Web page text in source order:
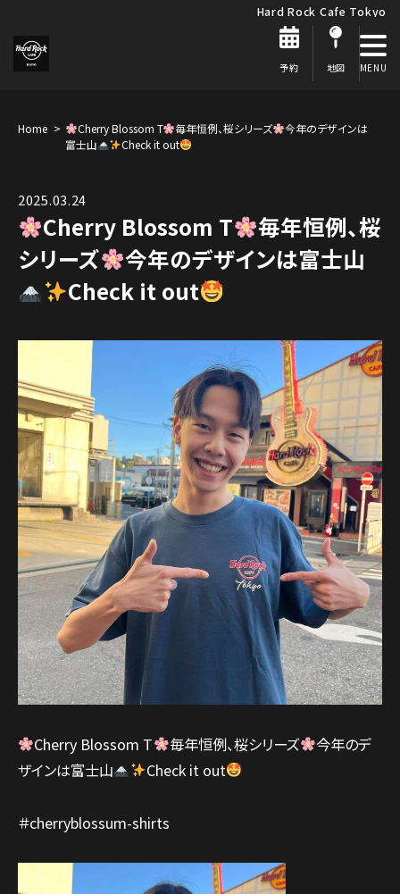
Hard Rock Cafe Tokyo
予約 地図
Home Cherry Blossom T 毎年恒例、桜シリーズ
今年のデザインは
富士山
Check it out
2025.03.24
Cherry Blossom T
毎年恒例、桜
シリーズ
今年のデザインは富士山
Check it out
Cherry Blossom T 毎年恒例、桜シリーズ
今年のデ
ザインは富士山
Check it out
＃cherryblossum-shirts